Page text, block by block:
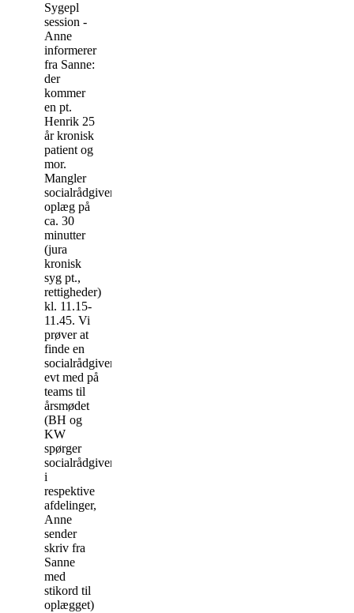
Sygepl
session -
Anne
informerer
fra Sanne:
der
kommer
en pt.
Henrik 25
år kronisk
patient og
mor.
Mangler
socialrådgiver-
oplæg på
ca. 30
minutter
(jura
kronisk
syg pt.,
rettigheder)
kl. 11.15-
11.45. Vi
prøver at
finde en
socialrådgiver
evt med på
teams til
årsmødet
(BH og
KW
spørger
socialrådgiver
i
respektive
afdelinger,
Anne
sender
skriv fra
Sanne
med
stikord til
oplægget)